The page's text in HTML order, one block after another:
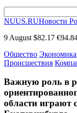
NUUS.RUНовости
9 August $82.17
Общество Экономика
Происшествия
Важную роль в
области играют